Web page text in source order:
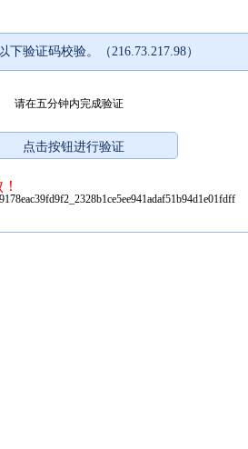
验证码校验。（216.73.217.98）
请在五分钟内完成验证